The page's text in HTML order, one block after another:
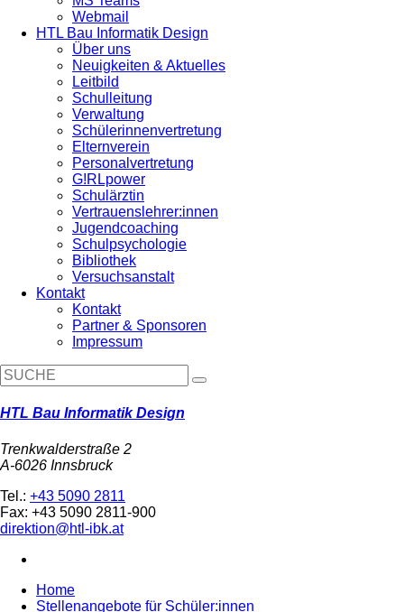
Webmail
HTL Bau Informatik Design
Über uns
Neuigkeiten & Aktuelles
Leitbild
Schulleitung
Verwaltung
Schülerinnenvertretung
Elternverein
Personalvertretung
G!RLpower
Schulärztin
Vertrauenslehrer:innen
Jugendcoaching
Schulpsychologie
Bibliothek
Versuchsanstalt
Kontakt
Kontakt
Partner & Sponsoren
Impressum
HTL Bau Informatik Design
Trenkwalderstraße 2
A-6026 Innsbruck
Tel.: +43 5090 2811
Fax: +43 5090 2811-900
direktion@htl-ibk.at
Home
Stellenangebote für Schüler:innen